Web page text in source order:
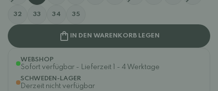
32 33 34 35
IN DEN WARENKORB LEGEN
WEBSHOP
Sofort verfügbar - Lieferzeit 1 - 4 Werktage
SCHWEDEN-LAGER
Derzeit nicht verfügbar